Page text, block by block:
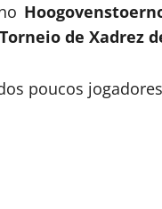
Torneio de Xadrez
poucos